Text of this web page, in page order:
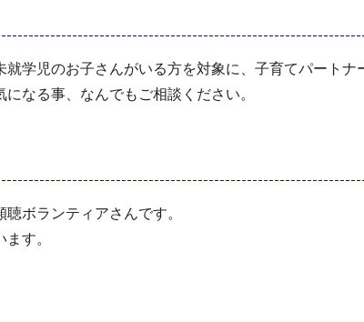
学児のお子さんがいる方を対象に、子育てパート
なる事、なんでもご相談ください。
ボランティアさんです。
す。